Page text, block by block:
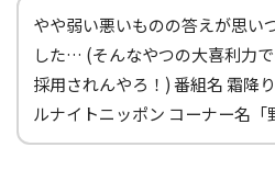
やや弱い悪いものの答えが思い
した… (そんなやつの大喜利力
採用されんやろ！) 番組名 霜降
ルナイトニッポン コーナー名「